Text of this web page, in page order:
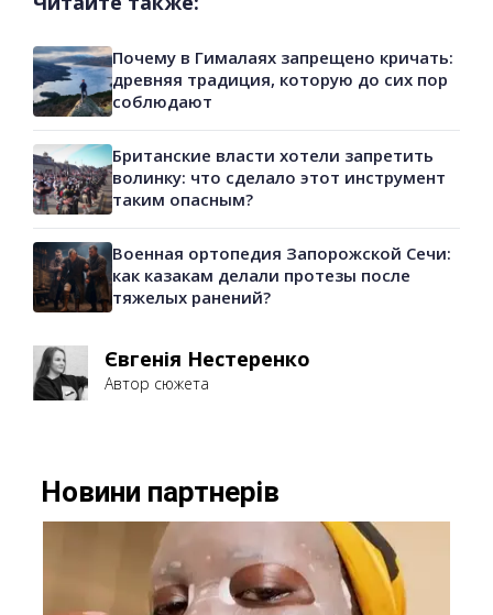
Почему в Гималаях запрещено кричать:
древняя традиция, которую до сих пор
соблюдают
Британские власти хотели запретить
волинку: что сделало этот инструмент
таким опасным?
Военная ортопедия Запорожской Сечи:
как казакам делали протезы после
тяжелых ранений?
Євгенія Нестеренко
Автор сюжета